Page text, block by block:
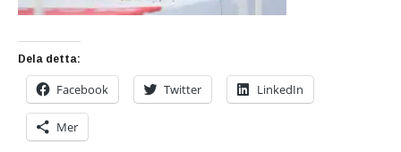
Dela detta:
Facebook Twitter LinkedIn
Mer